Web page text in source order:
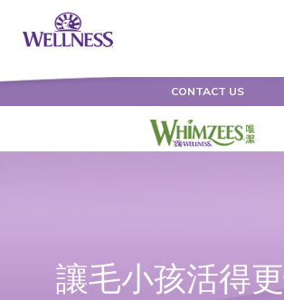
CONTACT US
讓毛小孩活得